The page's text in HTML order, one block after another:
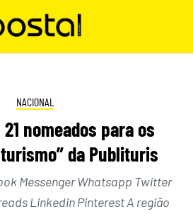
NACIONAL
nomeados para os
da Publituris
Messenger Whatsapp Twitter
Linkedin Pinterest A região